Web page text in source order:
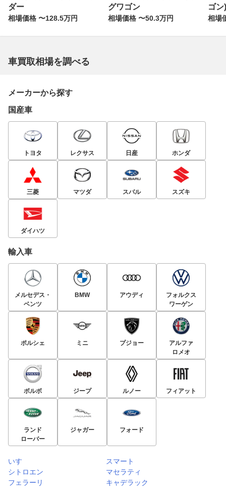
ダー
相場価格 〜128.5万円
グワゴン
相場価格 〜50.3万円
ゴン)
相場
車買取相場を調べる
メーカーから探す
国産車
トヨタ レクサス 日産 ホンダ
三菱 マツダ スバル スズキ
ダイハツ
輸入車
メルセデス・
ベンツ
BMW アウディ
フォルクス
ワーゲン
ポルシェ ミニ プジョー
アルファ
ロメオ
ボルボ ジープ ルノー フィアット
ランド
ローバー
ジャガー フォード
いすゞ
スマート
シトロエン
マセラティ
フェラーリ
キャデラック